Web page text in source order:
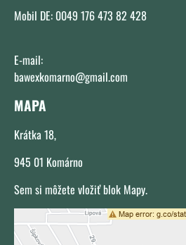
Mobil DE: 0049 176 473 82 428
E-mail:
bawexkomarno@gmail.com
MAPA
Krátka 18,
945 01 Komárno
Sem si môžete vložiť blok Mapy.